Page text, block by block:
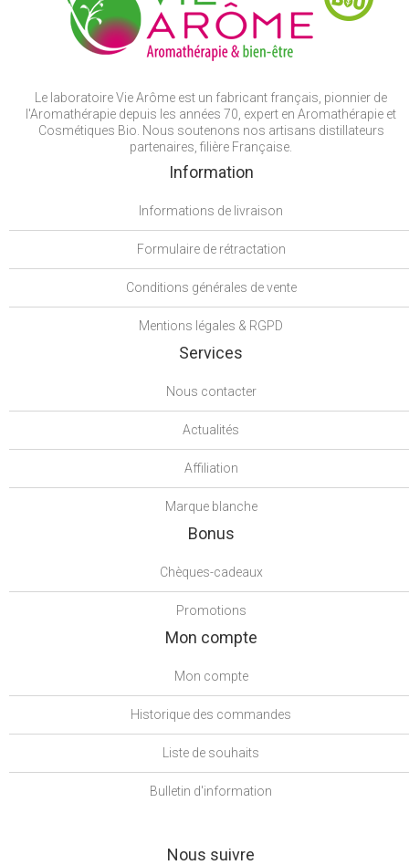
Le laboratoire Vie Arôme est un fabricant français, pionnier de
l'Aromathérapie depuis les années 70, expert en Aromathérapie et
Cosmétiques Bio. Nous soutenons nos artisans distillateurs
partenaires, filière Française.
Information
Informations de livraison
Formulaire de rétractation
Conditions générales de vente
Mentions légales & RGPD
Services
Nous contacter
Actualités
Affiliation
Marque blanche
Bonus
Chèques-cadeaux
Promotions
Mon compte
Mon compte
Historique des commandes
Liste de souhaits
Bulletin d'information
Nous suivre